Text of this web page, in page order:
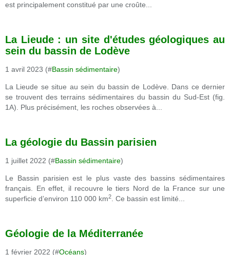
est principalement constitué par une croûte...
La Lieude : un site d'études géologiques au
sein du bassin de Lodève
1 avril 2023 (#Bassin sédimentaire)
La Lieude se situe au sein du bassin de Lodève. Dans ce dernier
se trouvent des terrains sédimentaires du bassin du Sud-Est (fig.
1A). Plus précisément, les roches observées à...
La géologie du Bassin parisien
1 juillet 2022 (#Bassin sédimentaire)
Le Bassin parisien est le plus vaste des bassins sédimentaires
français. En effet, il recouvre le tiers Nord de la France sur une
superficie d’environ 110 000 km2 Ce bassin est limité...
Géologie de la Méditerranée
1 février 2022 (#Océans)